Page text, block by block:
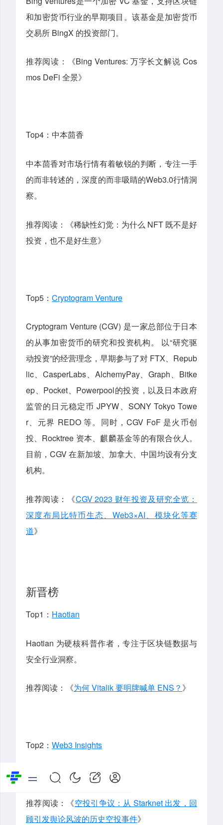
和加密货币行业的早期项目。该基金是加密货币
交易所 BingX 的投资部门。
推荐阅读：《Bing Ventures: 万字长文解说 Cos
mos DeFi 全景》
Top4：中本茴香
中本茴香对市场行情有着敏锐的判断，专注一手
的而非转述的，深度的而非吸睛的Web3.0行情洞
察。
推荐阅读：《稀缺性幻觉：为什么 NFT 既不是好
投资，也不是好生意》
Top5： Cryptogram Venture
Cryptogram Venture (CGV) 是一家总部位于日本
的从事加密货币的研究和投资机构。 以“研究驱
动投资”的经营理念，早期参与了对 FTX、Repub
lic、CasperLabs、AlchemyPay、Graph、Bitke
ep、Pocket、Powerpool的投资，以及日本政府
监管的日元稳定币 JPYW、SONY Tokyo Towe
r、元界 REDO 等。同时，CGV FoF 是火币创
投、Rocktree 资本、麒麟基金等的有限合伙人。
目前，CGV 在新加坡、加拿大、中国均设有分支
机构。
推荐阅读：《CGV 2023 财年投资及研究全览：
深度布局比特币生态、Web3×AI、模块化等赛
道》
新晋榜
Top1： Haotian
Haotian 为硬核科普作者，专注于区块链数据与
安全行业洞察。
推荐阅读：《为何 Vitalik 要明牌喊单 ENS？ 》
Top2： Web3 Insights
Web3 建设者。
推荐阅读：《空投引争议：从 Starknet 出发，回
顾引发舆论风波的历史空投事件》